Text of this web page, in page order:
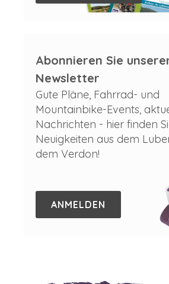
Abonnieren Sie
Newsletter
Gute Pläne, Fahrrad- und
Mountainbike-Events,
Nachrichten - hier finden
Neuigkeiten aus dem
dem Verdon!
ANMELDEN